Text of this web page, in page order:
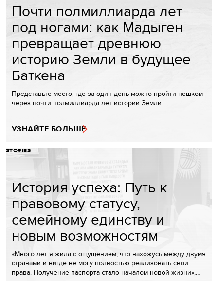
Почти полмиллиарда лет
под ногами: как Мадыген
превращает древнюю
историю Земли в будущее
Баткена
Представьте место, где за один день можно пройти пешком
через почти полмиллиарда лет истории Земли.
УЗНАЙТЕ БОЛЬШЕ
STORIES
История успеха: Путь к
правовому статусу,
семейному единству и
новым возможностям
«Много лет я жила с ощущением, что нахожусь между двумя
странами и нигде не могу полностью реализовать свои
права. Получение паспорта стало началом новой жизни»,…